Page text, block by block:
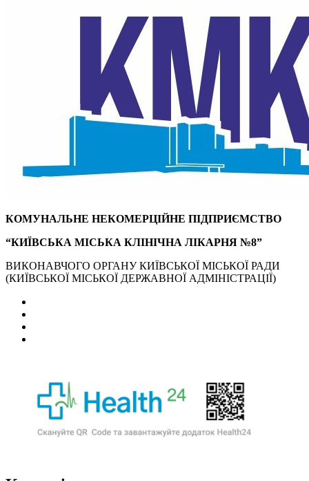
КОМУНАЛЬНЕ НЕКОМЕРЦІЙНЕ ПІДПРИЄМСТВО
“КИЇВСЬКА МІСЬКА КЛІНІЧНА ЛІКАРНЯ №8”
ВИКОНАВЧОГО ОРГАНУ КИЇВСЬКОЇ МІСЬКОЇ РАДИ
(КИЇВСЬКОЇ МІСЬКОЇ ДЕРЖАВНОЇ АДМІНІСТРАЦІЇ)